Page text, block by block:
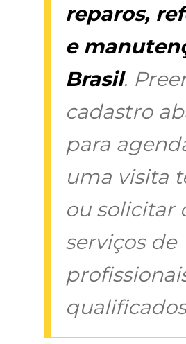
reparos,
e
Brasil.
cadastro
para
uma visita
ou solicitar
serviços de